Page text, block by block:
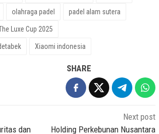
olahraga padel padel alam sutera
Luxe Cup 2025
Xiaomi indonesia
SHARE
dan
Next post
Holding Perkebunan Nusantara